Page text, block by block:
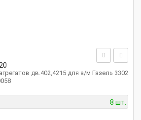
дв.402,4215 для а/м Газель 3302
8 шт.